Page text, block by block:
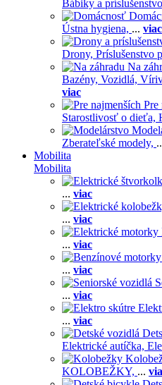
Bábiky a
Ústna hygiena, ... viac
Drony, Príslušenstvo
Na
Bazény, Vozidlá,
viac
Pre
Starostlivosť o dieťa,
Zberateľské modely,
Mobilita
Mobilita
... viac
... viac
... viac
... viac
... viac
... viac
Elektrické autíčka,
KOLOBEŽKY, ...